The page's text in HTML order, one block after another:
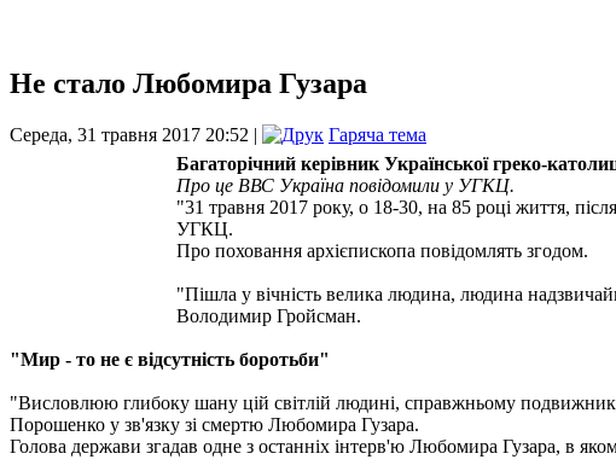
Не стало Любомира Гузара
Середа, 31 травня 2017 20:52 |
Гаряча тема
Багаторічний керівник Української греко-
Про це ВВС Україна повідомили у УГКЦ.
"31 травня 2017 року, о 18-30, на 85 році життя,
УГКЦ.
Про поховання архієпископа повідомлять згодом.
"Пішла у вічність велика людина, людина
Володимир Гройсман.
"Мир - то не є відсутність боротьби"
"Висловлюю глибоку шану цій світлій людині, справжньому
Порошенко у зв'язку зі смертю Любомира Гузара.
Голова держави згадав одне з останніх інтерв'ю Любомира Гузара, в